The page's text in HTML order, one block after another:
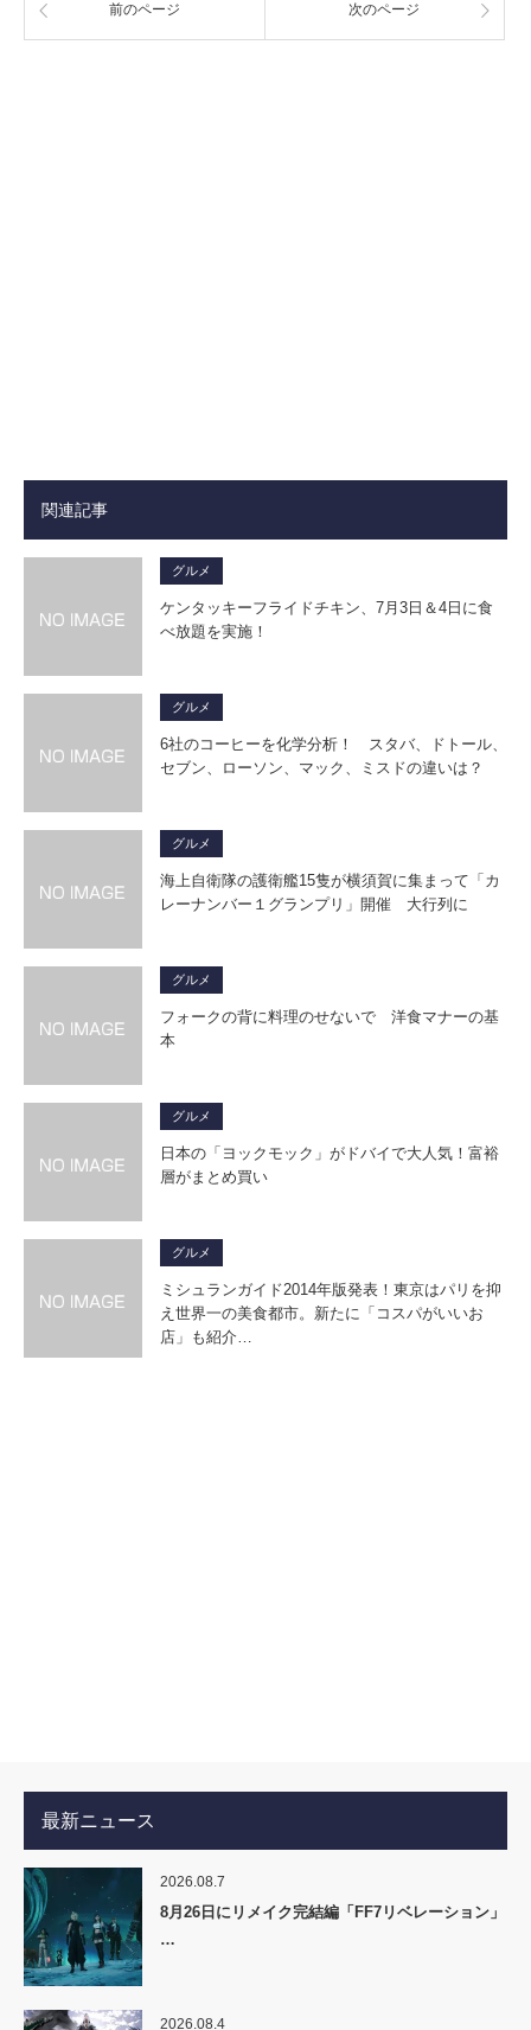
前のページ 次のページ
関連記事
グルメ
ケンタッキーフライドチキン、7月3日＆4日に食
べ放題を実施！
グルメ
6社のコーヒーを化学分析！ スタバ、ドトール、
セブン、ローソン、マック、ミスドの違いは？
グルメ
海上自衛隊の護衛艦15隻が横須賀に集まって「カ
レーナンバー１グランプリ」開催 大行列に
グルメ
フォークの背に料理のせないで 洋食マナーの基
本
グルメ
日本の「ヨックモック」がドバイで大人気！富裕
層がまとめ買い
グルメ
ミシュランガイド2014年版発表！東京はパリを抑
え世界一の美食都市。新たに「コスパがいいお
店」も紹介…
最新ニュース
2026.08.7
8月26日にリメイク完結編「FF7リベレーション」
…
2026.08.4